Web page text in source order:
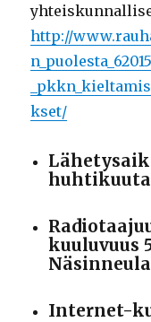
http://
kset/
huhtikuuta
kuuluvuus
Internet-